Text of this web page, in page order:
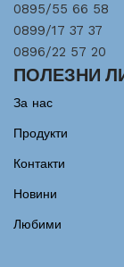
0895/55 66 58
0899/17 37 37
0896/22 57 20
ПОЛЕЗНИ
За нас
Продукти
Контакти
Новини
Любими